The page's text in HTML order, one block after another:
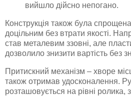
вийшло дійсно непогано.
Конструкція також була
доцільним без втрати якості.
став металевим ззовні, але
дозволило знизити вартість без
Притискний механізм – хворе
також отримав удосконалення.
розташовується на рівні ролика,